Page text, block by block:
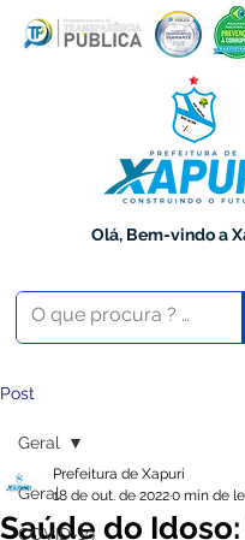
Olá, Bem-vindo a
Post
Geral
COVID-19
Geral
Saúde do Idoso:
Prefeitura de Xapuri
18 de out. de 20220 min de